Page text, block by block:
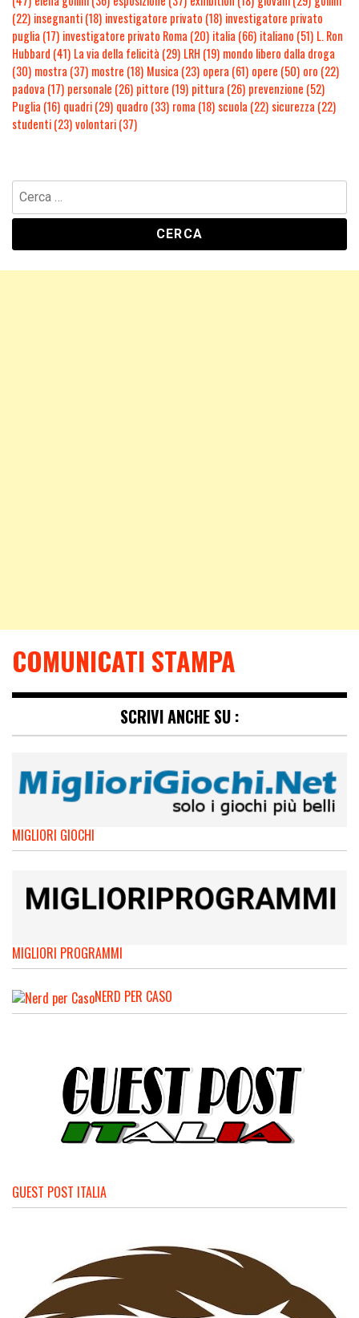
(22) insegnanti(18) investigatore privato (18) investigatore privato
puglia (17) investigatore privato Roma (20) italia (66) italiano (51) L. Ron
Hubbard (41) La via della felicità (29) LRH (19) mondo libero dalla droga
(30) mostra (37) mostre (18) Musica (23) opera (61) opere (50) oro (22)
padova (17) personale (26) pittore (19) pittura (26) prevenzione (52)
Puglia (16) quadri(29) quadro (33) roma (18) scuola (22) sicurezza (22)
studenti(23)volontari(37)
COMUNICATI STAMPA
SCRIVI ANCHE SU :
MIGLIORI GIOCHI
MIGLIORI PROGRAMMI
NERD PER CASO
GUEST POST ITALIA